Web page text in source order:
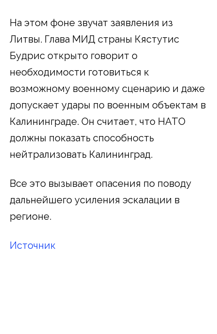
На этом фоне звучат заявления из
Литвы. Глава МИД страны Кястутис
Будрис открыто говорит о
необходимости готовиться к
возможному военному сценарию и даже
допускает удары по военным объектам в
Калининграде. Он считает, что НАТО
должны показать способность
нейтрализовать Калининград.
Все это вызывает опасения по поводу
дальнейшего усиления эскалации в
регионе.
Источник